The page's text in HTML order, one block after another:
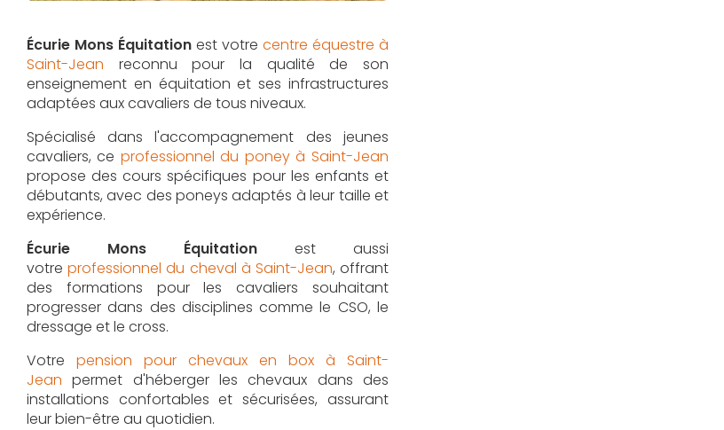
Écurie Mons Équitation est votre centre équestre à
Saint-Jean reconnu pour la qualité de son
enseignement en équitation et ses infrastructures
adaptées aux cavaliers de tous niveaux.
Spécialisé dans l'accompagnement des jeunes
cavaliers, ce professionnel du poney à Saint-Jean
propose des cours spécifiques pour les enfants et
débutants, avec des poneys adaptés à leur taille et
expérience.
Écurie Mons Équitation est aussi
votreprofessionnel du cheval à Saint-Jean, offrant
des formations pour les cavaliers souhaitant
progresser dans des disciplines comme le CSO, le
dressage et le cross.
Votre pension pour chevaux en box à Saint-
Jean permet d'héberger les chevaux dans des
installations confortables et sécurisées, assurant
leur bien-être au quotidien.